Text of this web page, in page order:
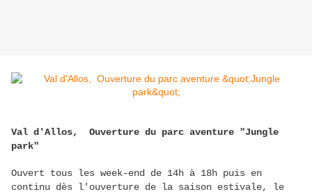
Val d'Allos, Ouverture du parc aventure "Jungle
park"
Ouvert tous les week-end de 14h à 18h puis en
continu dès l'ouverture de la saison estivale, le